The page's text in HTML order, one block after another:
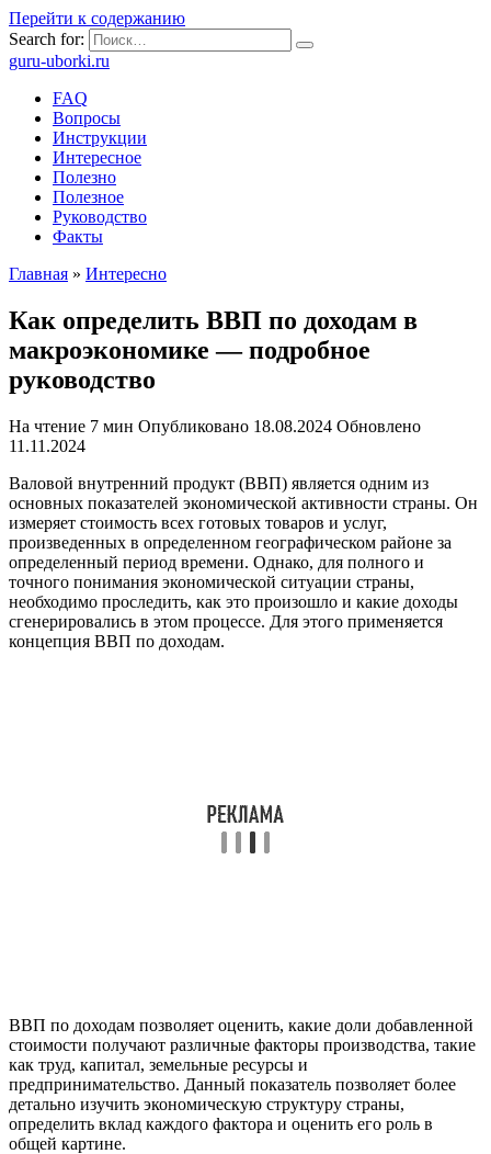
Перейти к содержанию
Search for:
guru-uborki.ru
FAQ
Вопросы
Инструкции
Интересное
Полезно
Полезное
Руководство
Факты
Главная » Интересно
Как определить ВВП по доходам в
макроэкономике — подробное
руководство
На чтение 7 мин Опубликовано 18.08.2024 Обновлено
11.11.2024
Валовой внутренний продукт (ВВП) является одним из
основных показателей экономической активности страны. Он
измеряет стоимость всех готовых товаров и услуг,
произведенных в определенном географическом районе за
определенный период времени. Однако, для полного и
точного понимания экономической ситуации страны,
необходимо проследить, как это произошло и какие доходы
сгенерировались в этом процессе. Для этого применяется
концепция ВВП по доходам.
ВВП по доходам позволяет оценить, какие доли добавленной
стоимости получают различные факторы производства, такие
как труд, капитал, земельные ресурсы и
предпринимательство. Данный показатель позволяет более
детально изучить экономическую структуру страны,
определить вклад каждого фактора и оценить его роль в
общей картине.